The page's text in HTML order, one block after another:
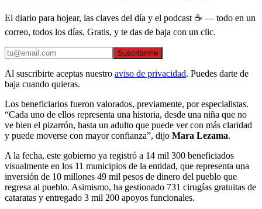
El diario para hojear, las claves del día y el podcast ☕ — todo en un
correo, todos los días. Gratis, y te das de baja con un clic.
Suscribirme
Al suscribirte aceptas nuestro aviso de privacidad. Puedes darte de
baja cuando quieras.
Los beneficiarios fueron valorados, previamente, por especialistas.
“Cada uno de ellos representa una historia, desde una niña que no
ve bien el pizarrón, hasta un adulto que puede ver con más claridad
y puede moverse con mayor confianza”, dijo Mara Lezama.
A la fecha, este gobierno ya registró a 14 mil 300 beneficiados
visualmente en los 11 municipios de la entidad, que representa una
inversión de 10 millones 49 mil pesos de dinero del pueblo que
regresa al pueblo. Asimismo, ha gestionado 731 cirugías gratuitas de
cataratas y entregado 3 mil 200 apoyos funcionales.